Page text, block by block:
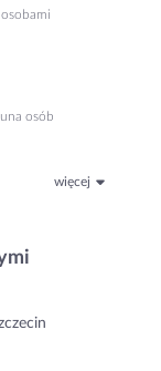
osób
więcej